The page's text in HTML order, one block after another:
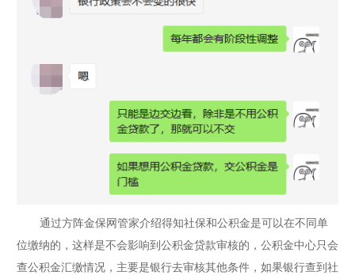
通过方阵金保网管家介绍得知社保和公积金是可以在不同单
位缴纳的，这样是不会影响到公积金贷款审核的，公积金中心只会
查公积金汇缴情况，主要是银行去审核其他条件，如果银行查到社